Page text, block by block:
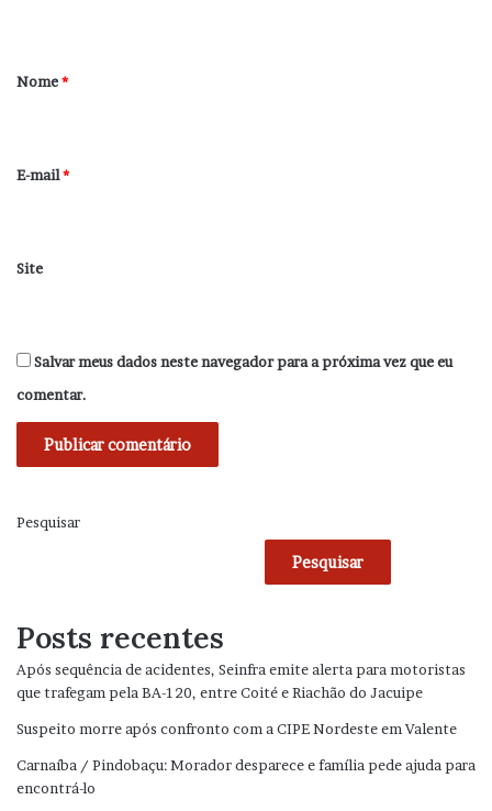
r
*
Nome*
E-mail*
Site
Salvar meus dados neste navegador para a próxima vez que eu
comentar.
Pesquisar
Pesquisar
Posts recentes
Após sequência de acidentes, Seinfra emite alerta para motoristas
que trafegam pela BA-120, entre Coité e Riachão do Jacuipe
Suspeito morre após confronto com a CIPE Nordeste em Valente
Carnaíba / Pindobaçu: Morador desparece e família pede ajuda para
encontrá-lo